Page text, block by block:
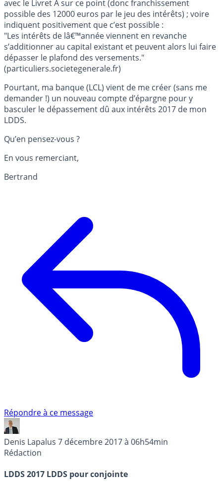
avec le Livret A sur ce point (donc franchissement
possible des 12000 euros par le jeu des intérêts) ; voire
indiquent positivement que c’est possible :
"Les intérêts de lâ€™année viennent en revanche
s’additionner au capital existant et peuvent alors lui faire
dépasser le plafond des versements."
(particuliers.societegenerale.fr)
Pourtant, ma banque (LCL) vient de me créer (sans me
demander !) un nouveau compte d’épargne pour y
basculer le dépassement dû aux intérêts 2017 de mon
LDDS.
Qu’en pensez-vous ?
En vous remerciant,
Bertrand
Répondre à ce message
Denis Lapalus 7 décembre 2017 à 06h54min
Rédaction
LDDS 2017 LDDS pour conjointe